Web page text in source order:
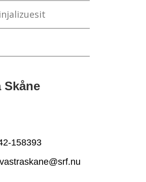
Skåne
158393